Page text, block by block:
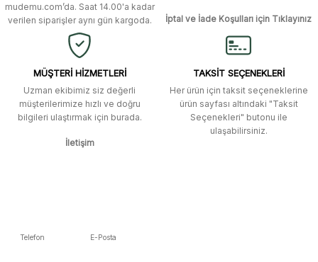
Ürün fiyatı diğer sitelerden daha pahalı.
Bu ürüne benzer farklı alternatifler olmalı.
Site güvenilir ve kullanışlı, fakat
kavela ve diğer ahşap aksesuarları
menü seçeneklerinde bulunmuyor,
spesifik olarak "kavela" terimini
aratarak bulunabilir.
M... K... | 12/12/2025
Ben bu kadar hızlı bir teslimat
Ben bu kadar hızlı bir teslimat
mudemu.com’da. Saat 14.00'a kadar
verilen siparişler aynı gün kargoda.
İptal ve İade Koşulları için Tıklayınız
MÜŞTERİ HİZMETLERİ
Uzman ekibimiz siz değerli
müşterilerimize hızlı ve doğru
bilgileri ulaştırmak için burada.
İletişim
TAKSİT SEÇENEKLERİ
Her ürün için taksit seçeneklerine
ürün sayfası altındaki "Taksit
Seçenekleri" butonu ile
ulaşabilirsiniz.
Telefon E-Posta